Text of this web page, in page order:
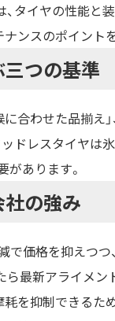
タイヤの性能と
ンスのポイント
つの基準
合わせた品揃え
ドレスタイヤは
あります。
の強み
価格を抑えつ
最新アライメ
を抑制できる